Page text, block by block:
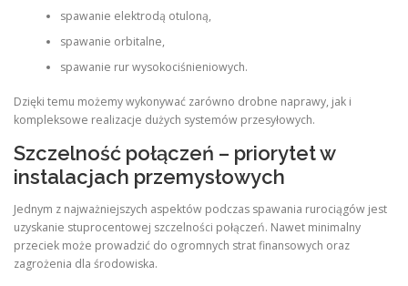
spawanie elektrodą otuloną,
spawanie orbitalne,
spawanie rur wysokociśnieniowych.
Dzięki temu możemy wykonywać zarówno drobne naprawy, jak i
kompleksowe realizacje dużych systemów przesyłowych.
Szczelność połączeń – priorytet w
instalacjach przemysłowych
Jednym z najważniejszych aspektów podczas spawania rurociągów jest
uzyskanie stuprocentowej szczelności połączeń. Nawet minimalny
przeciek może prowadzić do ogromnych strat finansowych oraz
zagrożenia dla środowiska.